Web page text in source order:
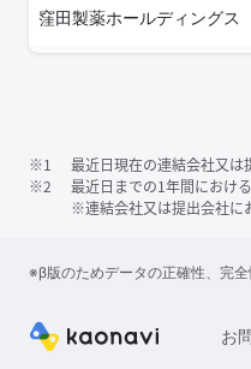
窪田製薬ホールディングス
※1
最近日現在の連結会社又は
※2
最近日までの1年間におけ
※連結会社又は提出会社に
※β版のためデータの正確性、完
お